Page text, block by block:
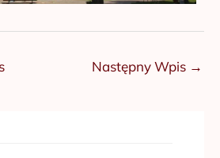
Następny Wpis →